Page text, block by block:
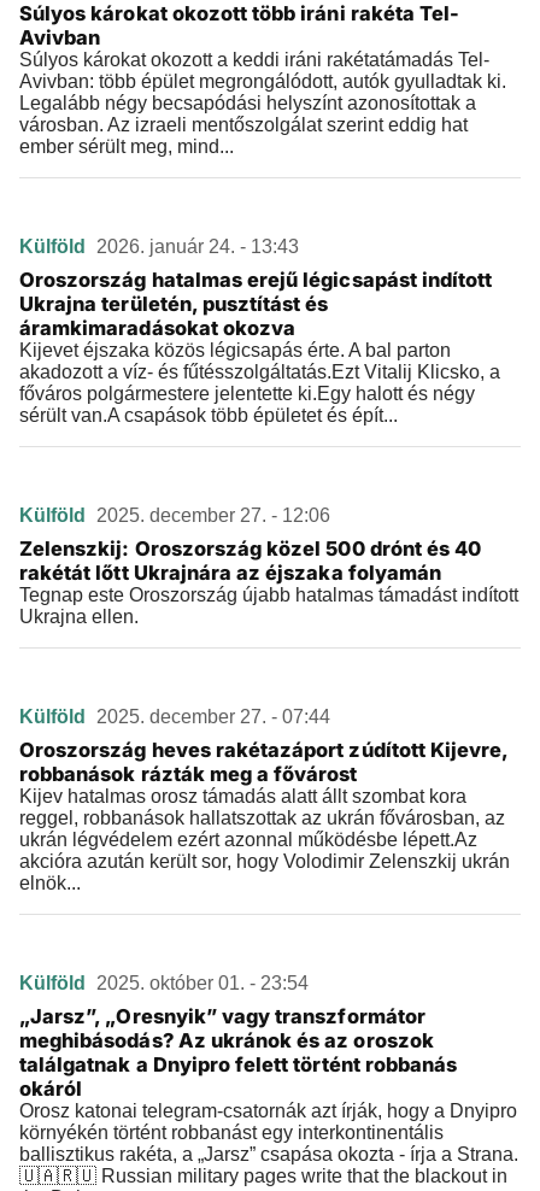
Súlyos károkat okozott több iráni rakéta Tel-
Avivban
Súlyos károkat okozott a keddi iráni rakétatámadás Tel-
Avivban: több épület megrongálódott, autók gyulladtak ki.
Legalább négy becsapódási helyszínt azonosítottak a
városban. Az izraeli mentőszolgálat szerint eddig hat
ember sérült meg, mind...
Külföld 2026. január 24. - 13:43
Oroszország hatalmas erejű légicsapást indított
Ukrajna területén, pusztítást és
áramkimaradásokat okozva
Kijevet éjszaka közös légicsapás érte. A bal parton
akadozott a víz- és fűtésszolgáltatás.Ezt Vitalij Klicsko, a
főváros polgármestere jelentette ki.Egy halott és négy
sérült van.A csapások több épületet és épít...
Külföld 2025. december 27. - 12:06
Zelenszkij: Oroszország közel 500 drónt és 40
rakétát lőtt Ukrajnára az éjszaka folyamán
Tegnap este Oroszország újabb hatalmas támadást indított
Ukrajna ellen.
Külföld 2025. december 27. - 07:44
Oroszország heves rakétazáport zúdított Kijevre,
robbanások rázták meg a fővárost
Kijev hatalmas orosz támadás alatt állt szombat kora
reggel, robbanások hallatszottak az ukrán fővárosban, az
ukrán légvédelem ezért azonnal működésbe lépett.Az
akcióra azután került sor, hogy Volodimir Zelenszkij ukrán
elnök...
Külföld 2025. október 01. - 23:54
„Jarsz”, „Oresnyik” vagy transzformátor
meghibásodás? Az ukránok és az oroszok
találgatnak a Dnyipro felett történt robbanás
okáról
Orosz katonai telegram-csatornák azt írják, hogy a Dnyipro
környékén történt robbanást egy interkontinentális
ballisztikus rakéta, a „Jarsz” csapása okozta - írja a Strana.
🇺🇦🇷🇺 Russian military pages write that the blackout in